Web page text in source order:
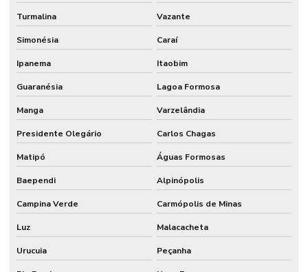
Turmalina Vazante
Simonésia Caraí
Ipanema Itaobim
Guaranésia Lagoa Formosa
Manga Varzelândia
Presidente Olegário Carlos Chagas
Matipó Águas Formosas
Baependi Alpinópolis
Campina Verde Carmópolis de Minas
Luz Malacacheta
Urucuia Peçanha